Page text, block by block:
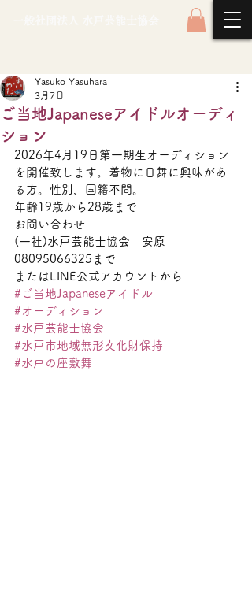
ご当地Japaneseアイドルオーディ
ション
Yasuko Yasuhara
3月7日
2026年4月19日第一期生オーディション
を開催致します。着物に日舞に興味があ
る方。性別、国籍不問。
年齢19歳から28歳まで
お問い合わせ
(一社)水戸芸能士協会　安原
08095066325まで
またはLINE公式アカウントから
#ご当地Japaneseアイドル
#オーディション
#水戸芸能士協会
#水戸市地域無形文化財保持
#水戸の座敷舞